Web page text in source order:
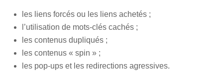
les liens forcés ou les liens achetés ;
l’utilisation de mots-clés cachés ;
les contenus dupliqués ;
les contenus « spin » ;
les pop-ups et les redirections agressives.